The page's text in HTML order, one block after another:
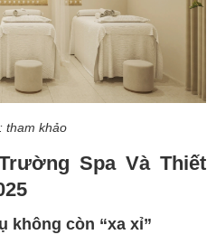
tham khảo
Spa Và Thiết
không còn “xa xỉ”